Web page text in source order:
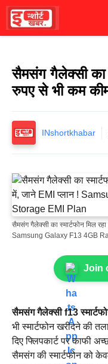
Skip
content
सैमसंग गैलेक्सी का
रुपए से भी कम
INshortkhabar
सैमसंग गैलेक्सी का स्मार्टफोन मिल
Samsung Galaxy F13 4GB
Join
सैमसंग गैलेक्सी f13
भी स्मार्टफोन खरीदने की
दिए फ्लिपकार्ट पर
सैमसंग की स्मार्टफोन को